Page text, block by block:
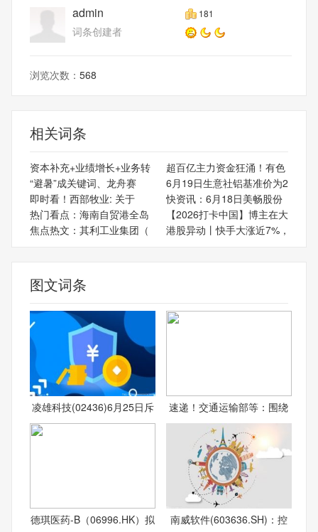
admin 181
词条创建者
浏览次数： 568
相关词条
资本补充+业绩增长+业务转
超百亿主力资金狂涌！有色
“避暑”成关键词、龙舟赛
6月19日生意社铝基准价为2
即时看！西部牧业: 关于
快资讯：6月18日美畅股份
热门看点：海南自贸港全岛
【2026打卡中国】博主在大
焦点热文：其利工业集团（
港股异动丨快手大涨近7%，
图文词条
凌雄科技(02436)6月25日斥 速递！交通运输部等：围绕
德琪医药-B（06996.HK）拟 南威软件(603636.SH)：控